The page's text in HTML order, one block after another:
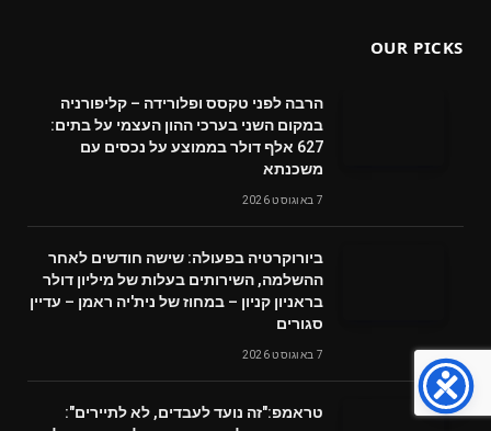
OUR PICKS
הרבה לפני טקסס ופלורידה – קליפורניה
במקום השני בערכי ההון העצמי על בתים:
627 אלף דולר בממוצע על נכסים עם
משכנתא
7 באוגוסט 2026
ביורוקרטיה בפעולה: שישה חודשים לאחר
ההשלמה, השירותים בעלות של מיליון דולר
בראניון קניון – במחוז של נית'יה ראמן – עדיין
סגורים
7 באוגוסט 2026
טראמפ:"זה נועד לעבדים, לא לתיירים":